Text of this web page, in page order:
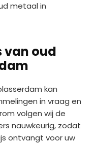
metaal in
van oud
kan
in vraag en
volgen wij de
nauwkeurig, zodat
ontvangt voor uw